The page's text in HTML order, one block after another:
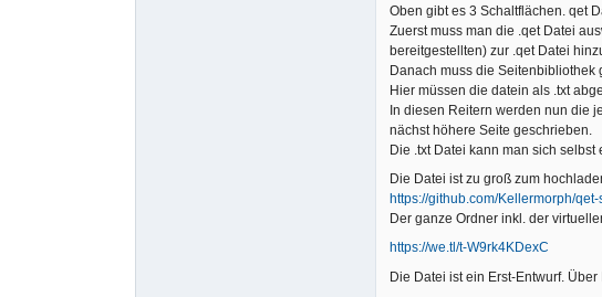
Oben gibt es 3 Schaltflächen. qet
Zuerst muss man die .qet Datei
bereitgestellten) zur .qet Datei
Danach muss die Seitenbibliothek
Hier müssen die datein als .txt
In diesen Reitern werden nun die
nächst höhere Seite geschrieben.
Die .txt Datei kann man sich
Die Datei ist zu groß zum
https://github.com/Kellermorph/
Der ganze Ordner inkl. der
https://we.tl/t-W9rk4KDexC
Die Datei ist ein Erst-Entwurf.